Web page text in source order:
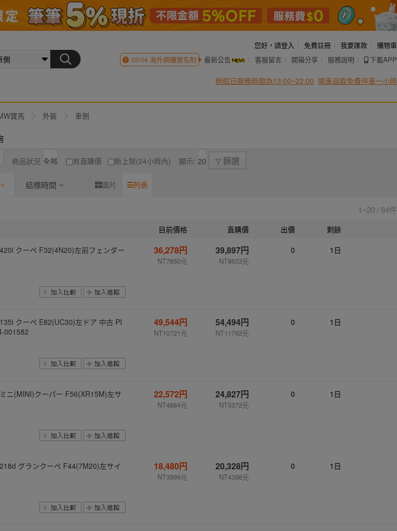
您好， 請登入 免費註冊 我要匯款
購物車
03/04海外網購實名制 最新公告 客服留言 開箱分享 服務說明 下載APP
例假日服務時間為13:00~22:00 開車自取免費停車一小時
寶馬 外裝 車側
商品狀況 有直購價 新上架(24小時內) 顯示: 篩選
結標時間 圖片 列表
1~20 / 64件
目前價格 直購價 出價
剩餘
クーペ F32(4N20)左前フェンダー
36,278円
NT7850元
39,897円
NT8633元
0 1日
クーペ E82(UC30)左ドア 中古 PI
001582
49,544円
NT10721元
54,494円
NT11792元
0 1日
ニ(MINI)クーパー F56(XR15M)左サ
22,572円
NT4884元
24,827円
NT5372元
0 1日
グランクーペ F44(7M20)左サイ
18,480円
NT3999元
20,328円
NT4398元
0 1日